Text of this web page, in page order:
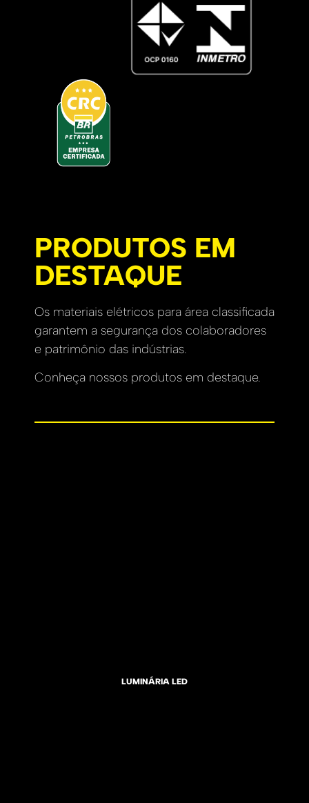
PRODUTOS EM
DESTAQUE
Os materiais elétricos para área classificada
garantem a segurança dos colaboradores
e patrimônio das indústrias.
Conheça nossos produtos em destaque.
LUMINÁRIA LED